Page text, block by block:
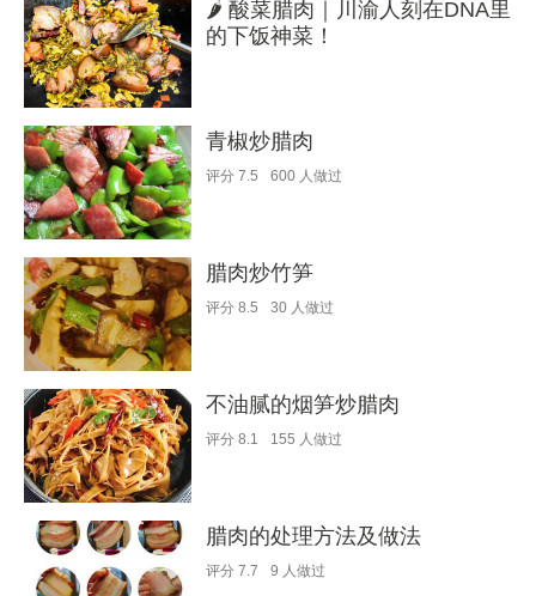
🌶️ 酸菜腊肉｜川渝人刻在DNA里
的下饭神菜！
青椒炒腊肉
评分 7.5 600 人做过
腊肉炒竹笋
评分 8.5 30 人做过
不油腻的烟笋炒腊肉
评分 8.1 155 人做过
腊肉的处理方法及做法
评分 7.7 9 人做过